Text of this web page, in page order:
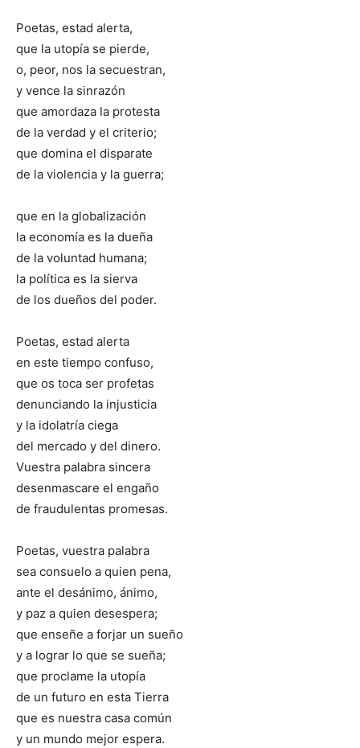
Poetas, estad alerta,
que la utopía se pierde,
o, peor, nos la secuestran,
y vence la sinrazón
que amordaza la protesta
de la verdad y el criterio;
que domina el disparate
de la violencia y la guerra;
que en la globalización
la economía es la dueña
de la voluntad humana;
la política es la sierva
de los dueños del poder.
Poetas, estad alerta
en este tiempo confuso,
que os toca ser profetas
denunciando la injusticia
y la idolatría ciega
del mercado y del dinero.
Vuestra palabra sincera
desenmascare el engaño
de fraudulentas promesas.
Poetas, vuestra palabra
sea consuelo a quien pena,
ante el desánimo, ánimo,
y paz a quien desespera;
que enseñe a forjar un sueño
y a lograr lo que se sueña;
que proclame la utopía
de un futuro en esta Tierra
que es nuestra casa común
y un mundo mejor espera.